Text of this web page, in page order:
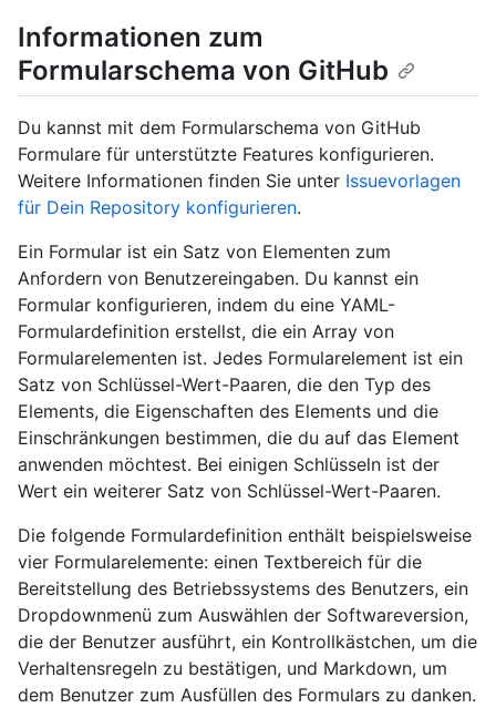
Informationen zum
Formularschema von GitHub
Du kannst mit dem Formularschema von GitHub
Formulare für unterstützte Features konfigurieren.
Weitere Informationen finden Sie unter Issuevorlagen
für Dein Repository konfigurieren.
Ein Formular ist ein Satz von Elementen zum
Anfordern von Benutzereingaben. Du kannst ein
Formular konfigurieren, indem du eine YAML-
Formulardefinition erstellst, die ein Array von
Formularelementen ist. Jedes Formularelement ist ein
Satz von Schlüssel-Wert-Paaren, die den Typ des
Elements, die Eigenschaften des Elements und die
Einschränkungen bestimmen, die du auf das Element
anwenden möchtest. Bei einigen Schlüsseln ist der
Wert ein weiterer Satz von Schlüssel-Wert-Paaren.
Die folgende Formulardefinition enthält beispielsweise
vier Formularelemente: einen Textbereich für die
Bereitstellung des Betriebssystems des Benutzers, ein
Dropdownmenü zum Auswählen der Softwareversion,
die der Benutzer ausführt, ein Kontrollkästchen, um die
Verhaltensregeln zu bestätigen, und Markdown, um
dem Benutzer zum Ausfüllen des Formulars zu danken.